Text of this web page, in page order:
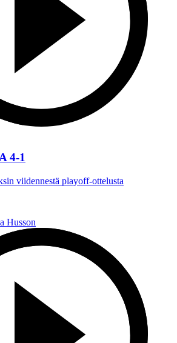
4-1
viidennestä playoff-ottelusta